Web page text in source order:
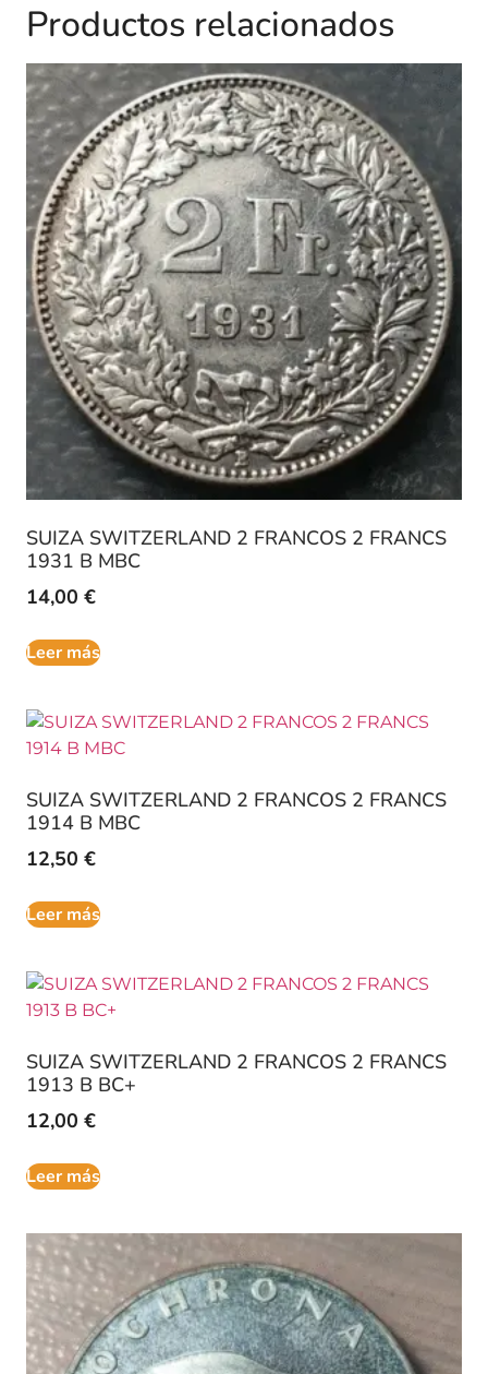
Productos relacionados
SUIZA SWITZERLAND 2 FRANCOS 2 FRANCS
1931 B MBC
14,00 €
Leer más
SUIZA SWITZERLAND 2 FRANCOS 2 FRANCS
1914 B MBC
12,50 €
Leer más
SUIZA SWITZERLAND 2 FRANCOS 2 FRANCS
1913 B BC+
12,00 €
Leer más